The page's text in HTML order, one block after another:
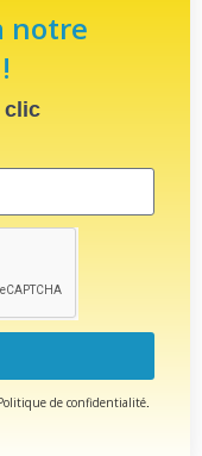
notre
clic
de confidentialité